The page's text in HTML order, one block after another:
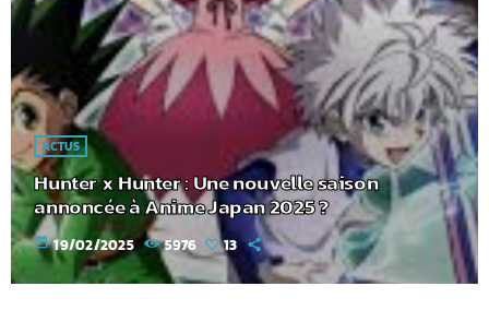
ACTUS
Hunter x Hunter : Une nouvelle saison
annoncée à Anime Japan 2025 ?
today 19/02/2025 5976 13